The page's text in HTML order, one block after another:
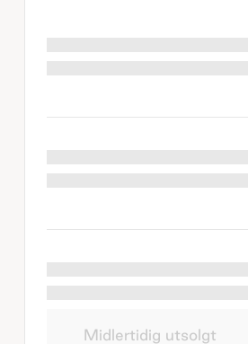
Midlertidig utsolgt